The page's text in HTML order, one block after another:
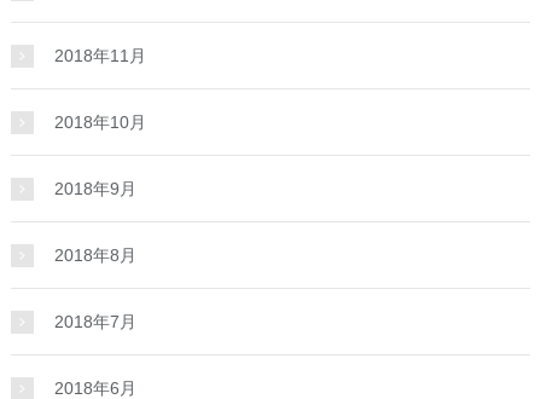
2018年11月
2018年10月
2018年9月
2018年8月
2018年7月
2018年6月